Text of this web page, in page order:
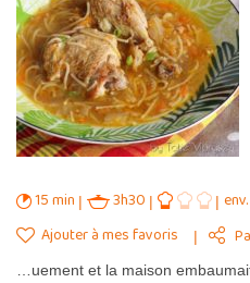
15 min 3h30
Ajouter à mes favoris
…uement et la maison